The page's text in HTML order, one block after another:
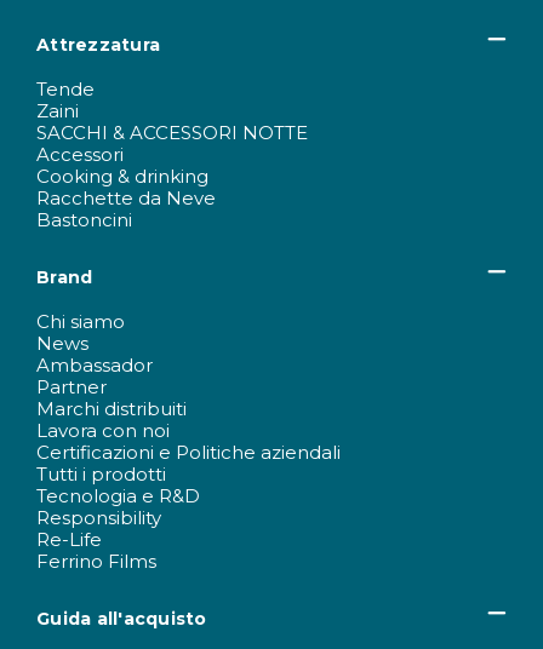
Attrezzatura
Tende
Zaini
SACCHI & ACCESSORI NOTTE
Accessori
Cooking & drinking
Racchette da Neve
Bastoncini
Brand
Chi siamo
News
Ambassador
Partner
Marchi distribuiti
Lavora con noi
Certificazioni e Politiche aziendali
Tutti i prodotti
Tecnologia e R&D
Responsibility
Re-Life
Ferrino Films
Guida all'acquisto